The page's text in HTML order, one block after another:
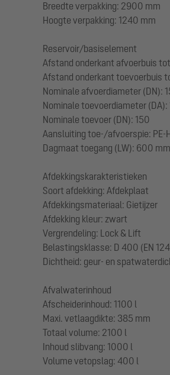
Breedte verpakking: 2900 mm
Hoogte verpakking: 1240 mm
Reservoir/basiselement
Afstand onderkant afvoerbuis
Afstand onderkant toevoerbuis
Nominale afvoerdiameter (DN):
Nominale toevoerdiameter (DA):
Nominale toevoer (DN): 150
Aansluiting toe-/afvoerspie: PE-
Dagmaat toegang (LW): 600 mm
Afdekkingskarakteristieken
Soort afdekking: Afdekplaat
Afdekkingsmateriaal: Gietijzer
Afdekking kleur: zwart
Vergrendeling: Lock & Lift
Belastingsklasse: D 400 (EN
Dichtheid: geur- en
Afvalwaterinhoud
Afscheiderinhoud: 1100 l
Maxi. vetlaagdikte: 385 mm
Totaal volume: 2100 l
Inhoud slibvang: 1000 l